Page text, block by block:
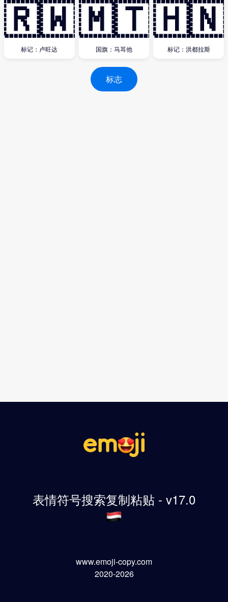
🇷🇼
标记：卢旺达
🇲🇹
国旗：马耳他
🇭🇳
标记：洪都拉斯
标志
表情符号搜索复制粘贴 - v17.0
www.emoji-copy.com
2020-2026